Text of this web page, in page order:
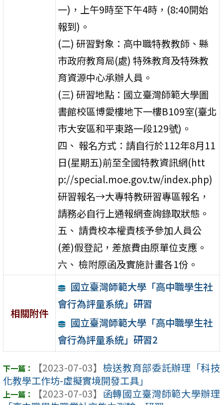
一)，上午9時至下午4時，(8:40開始
報到)。
(二) 研習對象：高中職特教教師、縣
市政府教育局(處) 特殊教育及特殊教
育資源中心承辦人員。
(三) 研習地點：國立臺灣師範大學圖
書館校區博愛樓地下一樓B109室(臺北
市大安區和平東路一段129號)。
四、 報名方式：請自行於112年8月11
日(星期五)前至全國特教資訊網(htt
p://special.moe.gov.tw/index.php)
研習報名→大專特教研習專區報名，
請務必自行上通報網查詢錄取狀態。
五、 請貴校本權責核予參加人員公
(差)假登記，差旅費由原單位支應。
六、 檢附原函及實施計畫各1份。
相關附件
國立臺灣師範大學「高中職學生社
會行為評量系統」研習
國立臺灣師範大學「高中職學生社
會行為評量系統」研習2
【2023-07-03】 檢送教育部委託辦理「科技
化教學工作坊-虛擬實境開發工具」
【2023-07-03】 函轉國立臺灣師範大學辦理